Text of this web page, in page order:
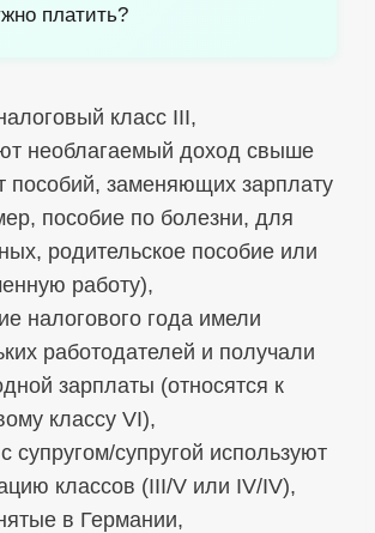
платить?
класс III,
необлагаемый доход свыше
пособий, заменяющих зарплату
пособие по болезни, для
родительское пособие или
работу),
налогового года имели
работодателей и получали
зарплаты (относятся к
классу VI),
супругом/супругой используют
классов (III/V или IV/IV),
в Германии,